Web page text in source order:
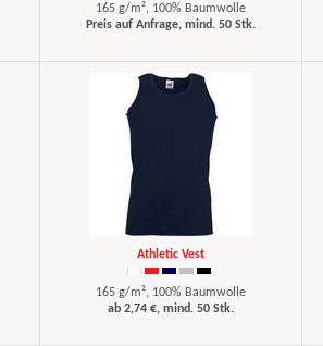
165 g/m², 100% Baumwolle
Preis auf Anfrage, mind. 50 Stk.
Athletic Vest
165 g/m², 100% Baumwolle
ab 2,74 €, mind. 50 Stk.